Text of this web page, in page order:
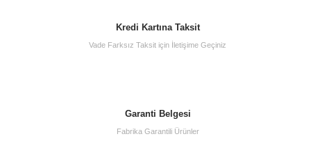
Kredi Kartına Taksit
Vade Farksız Taksit için İletişime Geçiniz
Garanti Belgesi
Fabrika Garantili Ürünler